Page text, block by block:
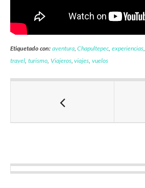
Etiquetado con: aventura,Chapultepec ,experiencias
travel turismo, Viajeros,viajes ,vuelos